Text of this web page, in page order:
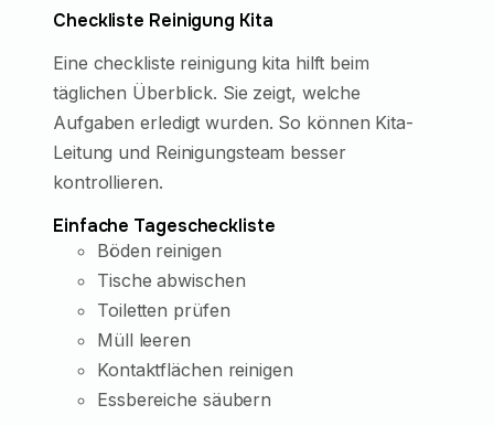
Checkliste Reinigung Kita
Eine checkliste reinigung kita hilft beim
täglichen Überblick. Sie zeigt, welche
Aufgaben erledigt wurden. So können Kita-
Leitung und Reinigungsteam besser
kontrollieren.
Einfache Tagescheckliste
Böden reinigen
Tische abwischen
Toiletten prüfen
Müll leeren
Kontaktflächen reinigen
Essbereiche säubern